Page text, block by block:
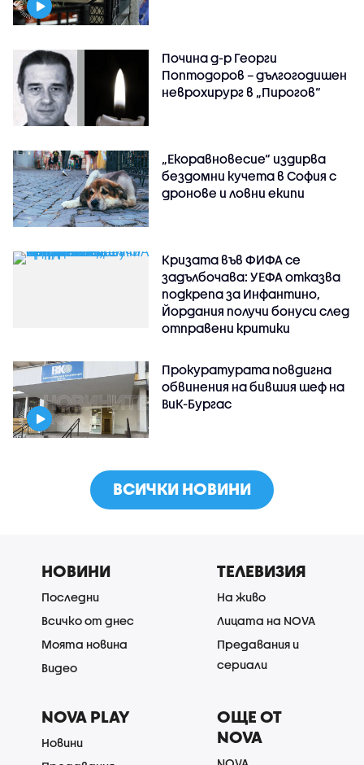
Почина д-р Георги
Поптодоров – дългогодишен
неврохирург в „Пирогов“
„Екоравновесие“ издирва
бездомни кучета в София с
дронове и ловни екипи
Кризата във ФИФА се
задълбочава: УЕФА отказва
подкрепа за Инфантино,
Йордания получи бонуси след
отправени критики
Прокуратурата повдигна
обвинения на бившия шеф на
ВиК-Бургас
ВСИЧКИ НОВИНИ
НОВИНИ
Последни
Всичко от днес
Моята новина
Видео
ТЕЛЕВИЗИЯ
На живо
Лицата на NOVA
Предавания и
сериали
NOVA PLAY
Новини
ОЩЕ ОТ
NOVA